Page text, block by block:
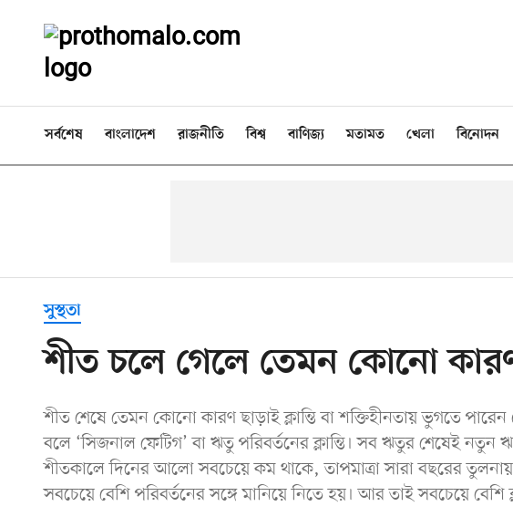
সর্বশেষ বাংলাদেশ রাজনীতি বিশ্ব বাণিজ্য মতামত খেলা বিনোদন
সুস্থতা
শীত চলে গেলে তেমন কোনো কারণ
শীত শেষে তেমন কোনো কারণ ছাড়াই ক্লান্তি বা শক্তিহীনতায় ভুগতে
বলে ‘সিজনাল ফেটিগ’ বা ঋতু পরিবর্তনের ক্লান্তি। সব ঋতুর শেষেই নতুন
শীতকালে দিনের আলো সবচেয়ে কম থাকে, তাপমাত্রা সারা বছরের
সবচেয়ে বেশি পরিবর্তনের সঙ্গে মানিয়ে নিতে হয়। আর তাই সবচেয়ে বেশি